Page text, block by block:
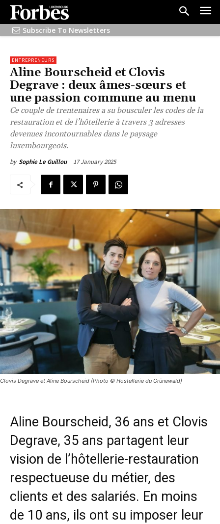
Subscribe To Newsletters
ENTREPRENEURS
Aline Bourscheid et Clovis
Degrave : deux âmes-sœurs et
une passion commune au menu
Ce couple de trentenaires a su bousculer les codes de la
restauration et de l’hôtellerie à travers 3 adresses
devenues incontournables dans le paysage
luxembourgeois.
by Sophie Le Guillou 17 January 2025
Clovis Degrave et Aline Bourscheid (Photo © Hostellerie du Grünewald)
Aline Bourscheid, 36 ans et Clovis
Degrave, 35 ans partagent leur
vision de l’hôtellerie-restauration
respectueuse du métier, des
clients et des salariés. En moins
de 10 ans, ils ont su imposer leur